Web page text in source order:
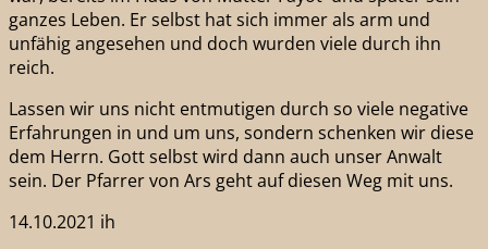
ganzes Leben. Er selbst hat sich immer als arm und
unfähig angesehen und doch wurden viele durch ihn
reich.
Lassen wir uns nicht entmutigen durch so viele negative
Erfahrungen in und um uns, sondern schenken wir diese
dem Herrn. Gott selbst wird dann auch unser Anwalt
sein. Der Pfarrer von Ars geht auf diesen Weg mit uns.
14.10.2021 ih